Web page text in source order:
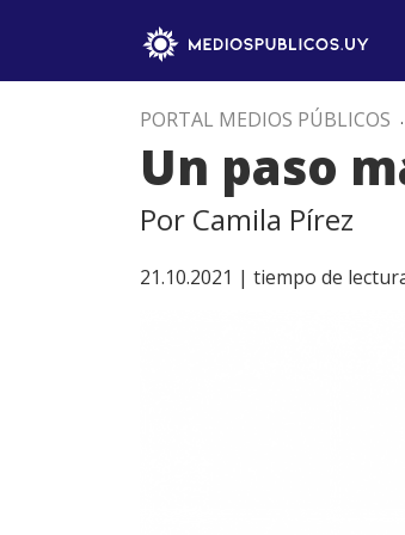
PORTAL MEDIOS PÚBLICOS .
Un paso
Por Camila Pírez
21.10.2021 | tiempo de